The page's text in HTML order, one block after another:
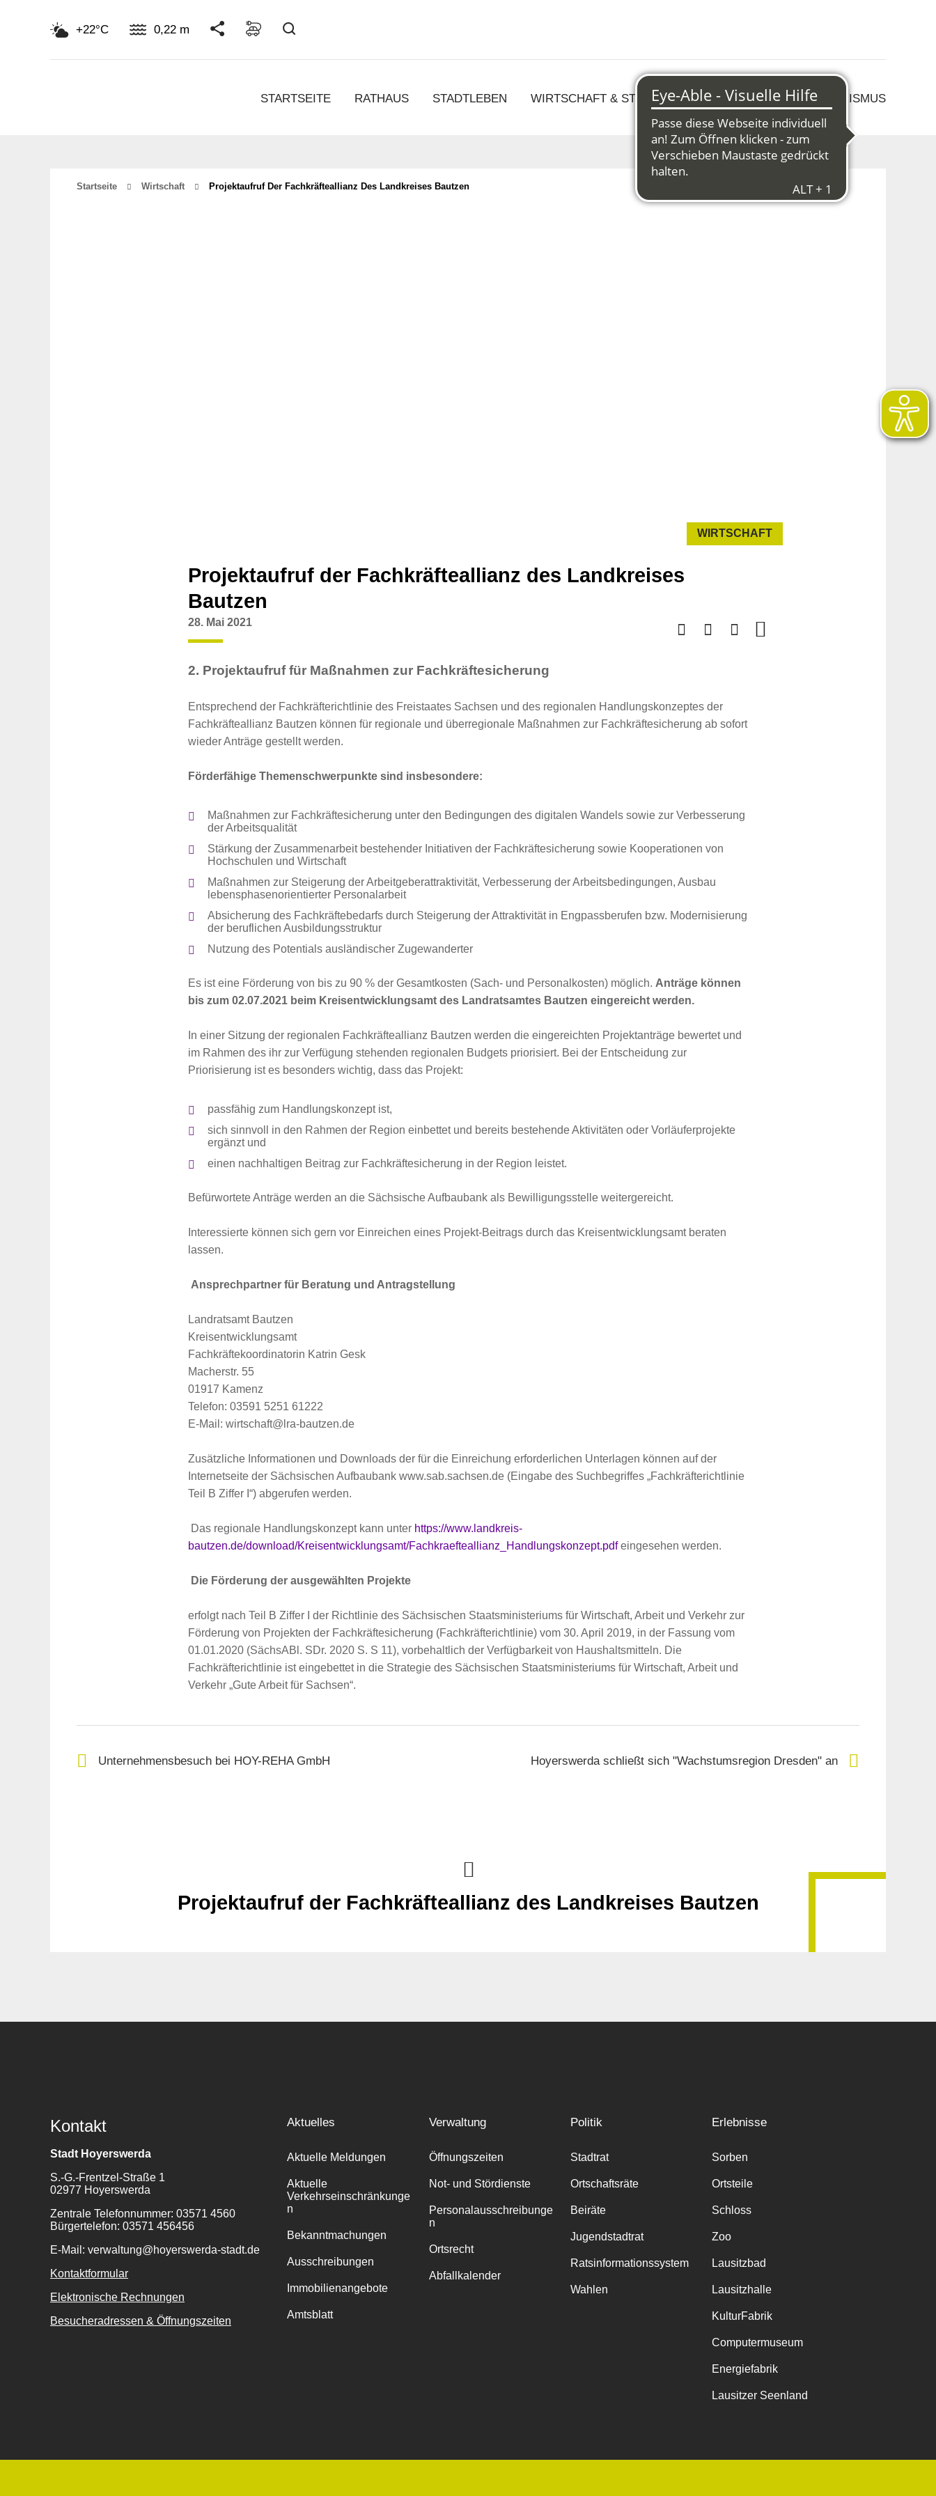
+22°C 0,22 m
STARTSEITE RATHAUS STADTLEBEN WIRTSCHAFT & STRUKTURWANDEL KULTUR & TOURISMUS
Startseite Wirtschaft Projektaufruf Der Fachkräfteallianz Des Landkreises Bautzen
WIRTSCHAFT
Projektaufruf der Fachkräfteallianz des Landkreises
Bautzen
28. Mai 2021
2. Projektaufruf für Maßnahmen zur Fachkräftesicherung
Entsprechend der Fachkräfterichtlinie des Freistaates Sachsen und des regionalen Handlungskonzeptes der
Fachkräfteallianz Bautzen können für regionale und überregionale Maßnahmen zur Fachkräftesicherung ab sofort
wieder Anträge gestellt werden.
Förderfähige Themenschwerpunkte sind insbesondere:
Maßnahmen zur Fachkräftesicherung unter den Bedingungen des digitalen Wandels sowie zur Verbesserung
der Arbeitsqualität
Stärkung der Zusammenarbeit bestehender Initiativen der Fachkräftesicherung sowie Kooperationen von
Hochschulen und Wirtschaft
Maßnahmen zur Steigerung der Arbeitgeberattraktivität, Verbesserung der Arbeitsbedingungen, Ausbau
lebensphasenorientierter Personalarbeit
Absicherung des Fachkräftebedarfs durch Steigerung der Attraktivität in Engpassberufen bzw. Modernisierung
der beruflichen Ausbildungsstruktur
Nutzung des Potentials ausländischer Zugewanderter
Es ist eine Förderung von bis zu 90 % der Gesamtkosten (Sach- und Personalkosten) möglich. Anträge können
bis zum 02.07.2021 beim Kreisentwicklungsamt des Landratsamtes Bautzen eingereicht werden.
In einer Sitzung der regionalen Fachkräfteallianz Bautzen werden die eingereichten Projektanträge bewertet und
im Rahmen des ihr zur Verfügung stehenden regionalen Budgets priorisiert. Bei der Entscheidung zur
Priorisierung ist es besonders wichtig, dass das Projekt:
passfähig zum Handlungskonzept ist,
sich sinnvoll in den Rahmen der Region einbettet und bereits bestehende Aktivitäten oder Vorläuferprojekte
ergänzt und
einen nachhaltigen Beitrag zur Fachkräftesicherung in der Region leistet.
Befürwortete Anträge werden an die Sächsische Aufbaubank als Bewilligungsstelle weitergereicht.
Interessierte können sich gern vor Einreichen eines Projekt-Beitrags durch das Kreisentwicklungsamt beraten
lassen.
Ansprechpartner für Beratung und Antragstellung
Landratsamt Bautzen
Kreisentwicklungsamt
Fachkräftekoordinatorin Katrin Gesk
Macherstr. 55
01917 Kamenz
Telefon: 03591 5251 61222
E-Mail: wirtschaft@lra-bautzen.de
Zusätzliche Informationen und Downloads der für die Einreichung erforderlichen Unterlagen können auf der
Internetseite der Sächsischen Aufbaubank www.sab.sachsen.de (Eingabe des Suchbegriffes „Fachkräfterichtlinie
Teil B Ziffer I“) abgerufen werden.
Das regionale Handlungskonzept kann unter https://www.landkreis-
bautzen.de/download/Kreisentwicklungsamt/Fachkraefteallianz_Handlungskonzept.pdfeingesehen werden.
Die Förderung der ausgewählten Projekte
erfolgt nach Teil B Ziffer I der Richtlinie des Sächsischen Staatsministeriums für Wirtschaft, Arbeit und Verkehr zur
Förderung von Projekten der Fachkräftesicherung (Fachkräfterichtlinie) vom 30. April 2019, in der Fassung vom
01.01.2020 (SächsABl. SDr. 2020 S. S 11), vorbehaltlich der Verfügbarkeit von Haushaltsmitteln. Die
Fachkräfterichtlinie ist eingebettet in die Strategie des Sächsischen Staatsministeriums für Wirtschaft, Arbeit und
Verkehr „Gute Arbeit für Sachsen“.
Unternehmensbesuch bei HOY-REHA GmbH Hoyerswerda schließt sich "Wachstumsregion Dresden" an
Projektaufruf der Fachkräfteallianz des Landkreises Bautzen
Kontakt
Stadt Hoyerswerda
S.-G.-Frentzel-Straße 1
02977 Hoyerswerda
Zentrale Telefonnummer: 03571 4560
Bürgertelefon: 03571 456456
E-Mail: verwaltung@hoyerswerda-stadt.de
Kontaktformular
Elektronische Rechnungen
Besucheradressen & Öffnungszeiten
Aktuelles
Aktuelle Meldungen
Aktuelle
Verkehrseinschränkunge
n
Bekanntmachungen
Ausschreibungen
Immobilienangebote
Amtsblatt
Verwaltung
Öffnungszeiten
Not- und Stördienste
Personalausschreibunge
n
Ortsrecht
Abfallkalender
Politik
Stadtrat
Ortschaftsräte
Beiräte
Jugendstadtrat
Ratsinformationssystem
Wahlen
Erlebnisse
Sorben
Ortsteile
Schloss
Zoo
Lausitzbad
Lausitzhalle
KulturFabrik
Computermuseum
Energiefabrik
Lausitzer Seenland